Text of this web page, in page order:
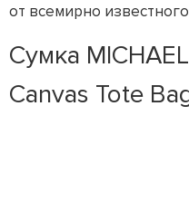
от всемирно
Сумка
Canvas Tote